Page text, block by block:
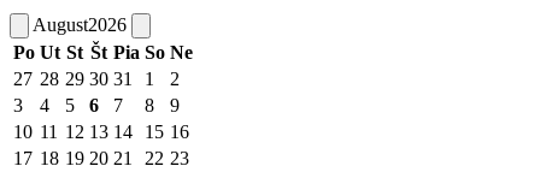
August2026
Po Ut St Št Pia So Ne
27 28 29 30 31 1
2
3
4 5 6 7 8
9
10 11 12 13 14 15 16
17 18 19 20 21 22 23